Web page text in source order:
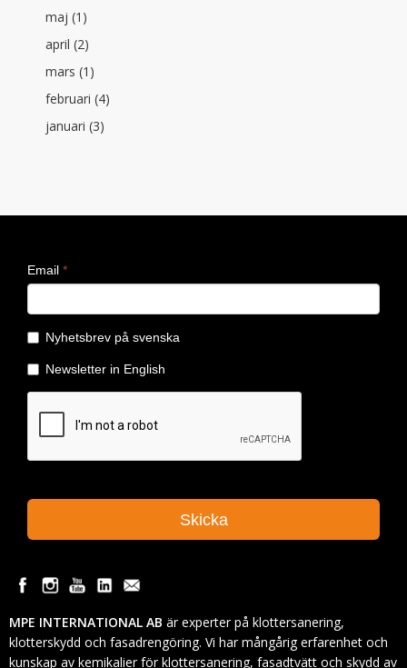
maj (1)
april (2)
mars (1)
februari (4)
januari (3)
MPE INTERNATIONAL AB är experter på klottersanering,
klotterskydd och fasadrengöring. Vi har mångårig erfarenhet och
kunskap av kemikalier för klottersanering, fasadtvätt och skydd av